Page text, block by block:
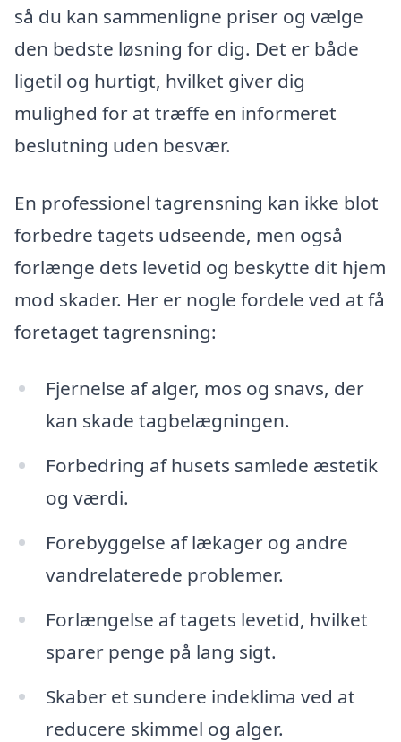
så du kan sammenligne priser og vælge
den bedste løsning for dig. Det er både
ligetil og hurtigt, hvilket giver dig
mulighed for at træffe en informeret
beslutning uden besvær.
En professionel tagrensning kan ikke blot
forbedre tagets udseende, men også
forlænge dets levetid og beskytte dit hjem
mod skader. Her er nogle fordele ved at få
foretaget tagrensning:
Fjernelse af alger, mos og snavs, der
kan skade tagbelægningen.
Forbedring af husets samlede æstetik
og værdi.
Forebyggelse af lækager og andre
vandrelaterede problemer.
Forlængelse af tagets levetid, hvilket
sparer penge på lang sigt.
Skaber et sundere indeklima ved at
reducere skimmel og alger.